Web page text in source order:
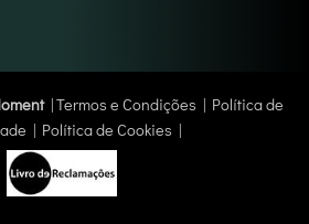
|Termos e Condições | Política de
| Política de Cookies |